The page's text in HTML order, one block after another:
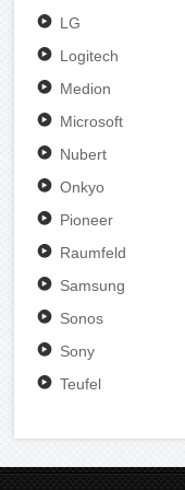
LG
Logitech
Medion
Microsoft
Nubert
Onkyo
Pioneer
Raumfeld
Samsung
Sonos
Sony
Teufel